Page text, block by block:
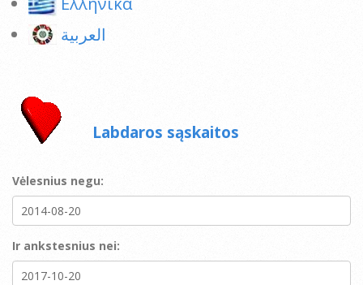
العربية
Labdaros sąskaitos
Vėlesnius negu:
Ir ankstesnius nei: